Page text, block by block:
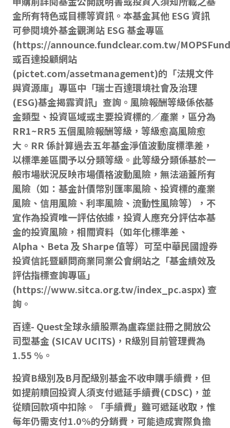
金所有特色或目標等資訊。本基金其他 ESG 資訊
可參閱境外基金觀測站 ESG 基金專區
(https://announce.fundclear.com.tw/
或百達投顧網站
(pictet.com/assetmanagement)的「法規文件
與資源庫」專區中「瑞士百達環境社會及治理
(ESG)基金揭露資訊」查詢。風險報酬等級係依基
金類型、投資區域或主要投資標的／產業，區分為
RR1~RR5 五個風險報酬等級，等級愈高風險愈
大。RR 係計算過去五年基金淨值波動度標準差，
以標準差區間予以分類等級。此等級分類係基於一
般市場狀況反映市場價格波動風險，無法涵蓋所有
風險（如：基金計價幣別匯率風險、投資標的產業
風險、信用風險、利率風險、流動性風險等），不
宜作為投資唯一評估依據，投資人應充分評估本基
金的投資風險，相關資料（如年化標準差、
Alpha、Beta 及 Sharpe 值等）可至中華民國證券
投資信託暨顧問商業同業公會網站之「基金績效及
評估指標查詢專區」
(https://www.sitca.org.tw/index_pc.aspx) 查
詢。
百達- Quest全球永續股票為盧森堡註冊之開放公
司型基金 (SICAV UCITS)，R級別目前管理費為
1.55 %。
投資B級別及B月配級別基金不收申購手續費，但
如提前贖回投資人須支付遞延手續費(CDSC)，並
從贖回款項中扣除。「手續費」雖可遞延收取，惟
每年仍需支付1.0%的分銷費，可能造成實際負擔